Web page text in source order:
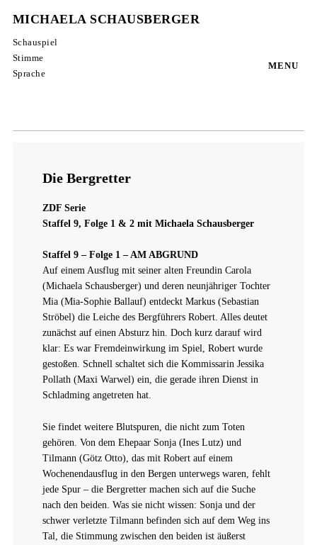
MICHAELA SCHAUSBERGER
Schauspiel
Stimme
Sprache
MENU
Die Bergretter
ZDF Serie
Staffel 9, Folge 1 & 2 mit Michaela Schausberger
Staffel 9 – Folge 1 – AM ABGRUND
Auf einem Ausflug mit seiner alten Freundin Carola
(Michaela Schausberger) und deren neunjähriger Tochter
Mia (Mia-Sophie Ballauf) entdeckt Markus (Sebastian
Ströbel) die Leiche des Bergführers Robert. Alles deutet
zunächst auf einen Absturz hin. Doch kurz darauf wird
klar: Es war Fremdeinwirkung im Spiel, Robert wurde
gestoßen. Schnell schaltet sich die Kommissarin Jessika
Pollath (Maxi Warwel) ein, die gerade ihren Dienst in
Schladming angetreten hat.
Sie findet weitere Blutspuren, die nicht zum Toten
gehören. Von dem Ehepaar Sonja (Ines Lutz) und
Tilmann (Götz Otto), das mit Robert auf einem
Wochenendausflug in den Bergen unterwegs waren, fehlt
jede Spur – die Bergretter machen sich auf die Suche
nach den beiden. Was sie nicht wissen: Sonja und der
schwer verletzte Tilmann befinden sich auf dem Weg ins
Tal, die Stimmung zwischen den beiden ist äußerst